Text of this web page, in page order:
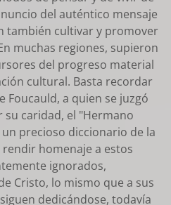
del auténtico mensaje
también cultivar y promover
muchas regiones, supieron
del progreso material
cultural. Basta recordar
Foucauld, a quien se juzgó
caridad, el "Hermano
precioso diccionario de la
homenaje a estos
ignorados,
Cristo, lo mismo que a sus
dedicándose, todavía